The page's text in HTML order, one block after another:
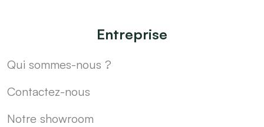
Entreprise
Qui sommes-nous ?
Contactez-nous
Notre showroom